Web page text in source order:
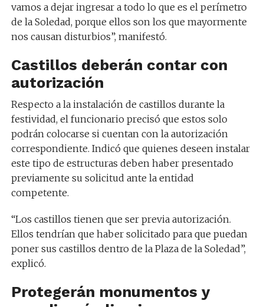
vamos a dejar ingresar a todo lo que es el perímetro
de la Soledad, porque ellos son los que mayormente
nos causan disturbios”, manifestó.
Castillos deberán contar con
autorización
Respecto a la instalación de castillos durante la
festividad, el funcionario precisó que estos solo
podrán colocarse si cuentan con la autorización
correspondiente. Indicó que quienes deseen instalar
este tipo de estructuras deben haber presentado
previamente su solicitud ante la entidad
competente.
“Los castillos tienen que ser previa autorización.
Ellos tendrían que haber solicitado para que puedan
poner sus castillos dentro de la Plaza de la Soledad”,
explicó.
Protegerán monumentos y